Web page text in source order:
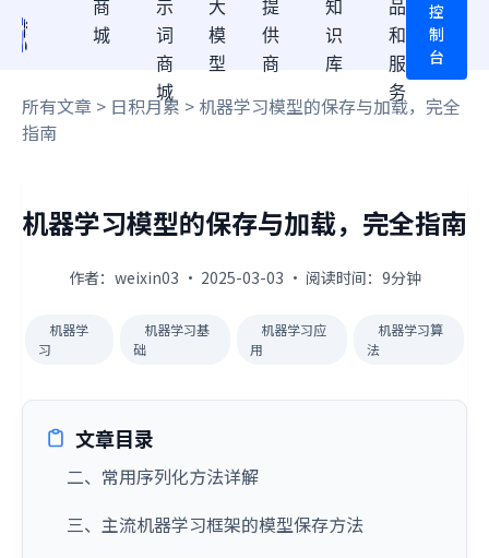
商
城
示
词
商
城
大
模
型
提
供
商
知
识
库
品
和
服
务
控
制
台
所有文章 > 日积月累 > 机器学习模型的保存与加载，完全
指南
机器学习模型的保存与加载，完全指南
作者：weixin03 · 2025-03-03 · 阅读时间：9分钟
机器学
习
机器学习基
础
机器学习应
用
机器学习算
法
文章目录
二、常用序列化方法详解
三、主流机器学习框架的模型保存方法